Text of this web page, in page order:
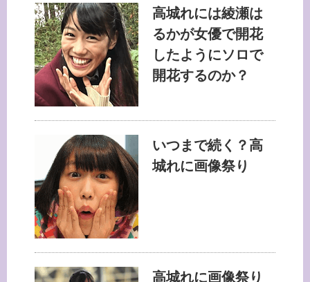
高城れには綾瀬は
るかが女優で開花
したようにソロで
開花するのか？
いつまで続く？高
城れに画像祭り
高城れに画像祭り